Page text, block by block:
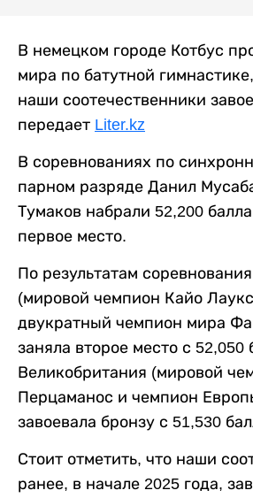
В немецком городе Котбус
мира по батутной
наши соотечественники
передает Liter.kz
В соревнованиях по
парном разряде Данил
Тумаков набрали 52,200
первое место.
По результатам
(мировой чемпион Кайо
двукратный чемпион мира
заняла второе место с 52,050
Великобритания (мировой
Перцаманос и чемпион
завоевала бронзу с 51,530
Стоит отметить, что наши
ранее, в начале 2025 года,